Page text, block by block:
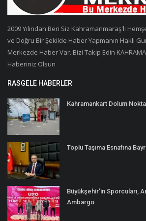
2009 Yılından Beri Siz Kahramanmaraş'lı
ve Doğru Bir Şekilde Haber Yapmanın Haklı
Merkezde Haber Var. Bizi Takip Edin
Haberiniz Olsun
RASGELE HABERLER
Kahramankart Dolum
Toplu Taşıma Esnafına
Büyükşehir’in Sporcuları,
Ambargo...